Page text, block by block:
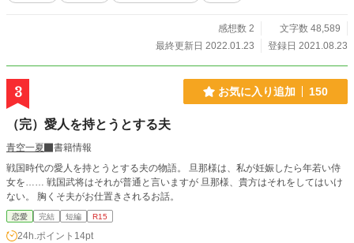
感想数 2
文字数 48,589
最終更新日 2022.01.23
登録日 2021.08.23
3 お気に入り追加 150
（完）愛人を持とうとする夫
青空一夏
書籍情報
戦国時代の愛人を持とうとする夫の物語。 旦那様は、私が妊娠したら年若い侍
女を…… 戦国武将はそれが普通と言いますが 旦那様、貴方はそれをしてはいけ
ない。 胸くそ夫がお仕置きされるお話。
恋愛 完結 短編 R15
24h.ポイント 14pt